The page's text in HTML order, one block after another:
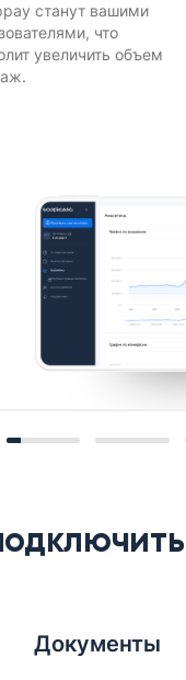
станут вашими
что
увеличить объем
Документы